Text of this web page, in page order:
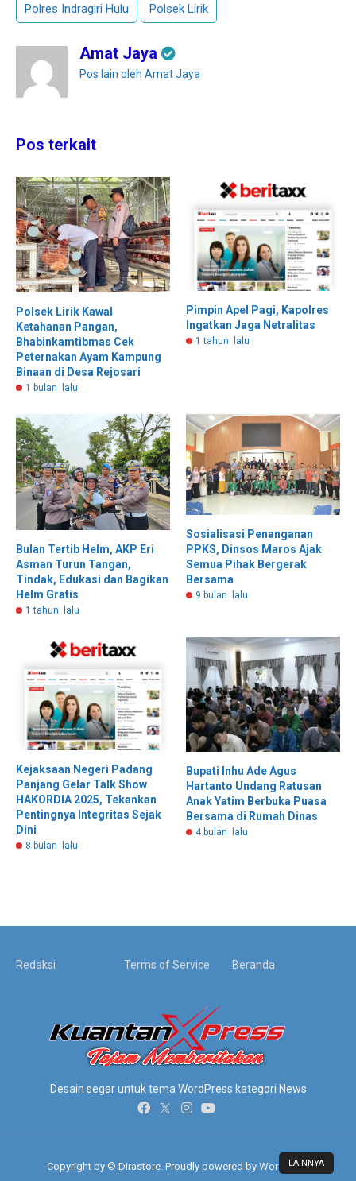
Polres Indragiri Hulu Polsek Lirik
Amat Jaya
Pos lain oleh Amat Jaya
Pos terkait
Polsek Lirik Kawal
Ketahanan Pangan,
Bhabinkamtibmas Cek
Peternakan Ayam Kampung
Binaan di Desa Rejosari
1 bulan lalu
Pimpin Apel Pagi, Kapolres
Ingatkan Jaga Netralitas
1 tahun lalu
Bulan Tertib Helm, AKP Eri
Asman Turun Tangan,
Tindak, Edukasi dan Bagikan
Helm Gratis
1 tahun lalu
Sosialisasi Penanganan
PPKS, Dinsos Maros Ajak
Semua Pihak Bergerak
Bersama
9 bulan lalu
Kejaksaan Negeri Padang
Panjang Gelar Talk Show
HAKORDIA 2025, Tekankan
Pentingnya Integritas Sejak
Dini
8 bulan lalu
Bupati Inhu Ade Agus
Hartanto Undang Ratusan
Anak Yatim Berbuka Puasa
Bersama di Rumah Dinas
4 bulan lalu
LAINNYA
Redaksi Terms of Service Beranda
Desain segar untuk tema WordPress kategori News
Copyright by © Dirastore. Proudly powered by WordPress